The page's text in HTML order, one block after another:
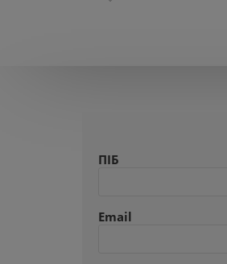
ПІБ
Email